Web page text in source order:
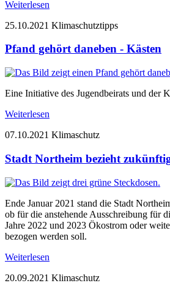
Weiterlesen
25.10.2021 Klimaschutztipps
Pfand gehört daneben - Kästen
Eine Initiative des Jugendbeirats und der
Weiterlesen
07.10.2021 Klimaschutz
Stadt Northeim bezieht
Ende Januar 2021 stand die Stadt
ob für die anstehende Ausschreibung für
Jahre 2022 und 2023 Ökostrom oder
bezogen werden soll.
Weiterlesen
20.09.2021 Klimaschutz